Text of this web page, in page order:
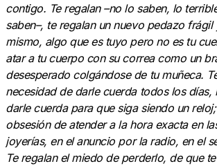
contigo. Te regalan –no lo saben, lo
saben–, te regalan un nuevo pedazo
mismo, algo que es tuyo pero no es tu
atar a tu cuerpo con su correa como un
desesperado colgándose de tu muñeca.
necesidad de darle cuerda todos los días,
darle cuerda para que siga siendo un
obsesión de atender a la hora exacta en
joyerías, en el anuncio por la radio, en el
Te regalan el miedo de perderlo, de que